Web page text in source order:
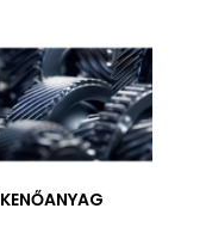
KENŐANYAG